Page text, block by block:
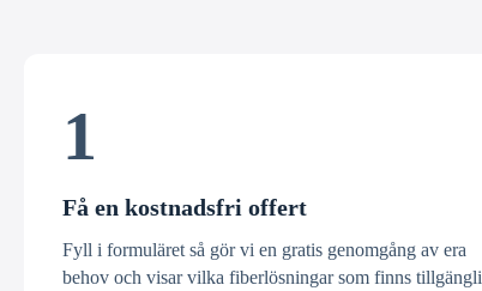
1
Få en kostnadsfri offert
Fyll i formuläret så gör vi en gratis genomgång av era
behov och visar vilka fiberlösningar som finns